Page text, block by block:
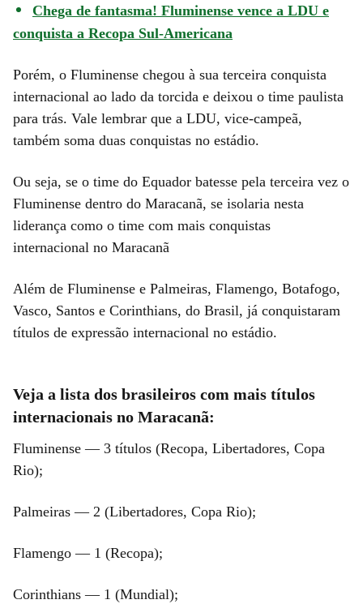
Chega de fantasma! Fluminense vence a LDU e
conquista a Recopa Sul-Americana
Porém, o Fluminense chegou à sua terceira conquista
internacional ao lado da torcida e deixou o time paulista
para trás. Vale lembrar que a LDU, vice-campeã,
também soma duas conquistas no estádio.
Ou seja, se o time do Equador batesse pela terceira vez o
Fluminense dentro do Maracanã, se isolaria nesta
liderança como o time com mais conquistas
internacional no Maracanã
Além de Fluminense e Palmeiras, Flamengo, Botafogo,
Vasco, Santos e Corinthians, do Brasil, já conquistaram
títulos de expressão internacional no estádio.
Veja a lista dos brasileiros com mais títulos
internacionais no Maracanã:
Fluminense — 3 títulos (Recopa, Libertadores, Copa
Rio);
Palmeiras — 2 (Libertadores, Copa Rio);
Flamengo — 1 (Recopa);
Corinthians — 1 (Mundial);